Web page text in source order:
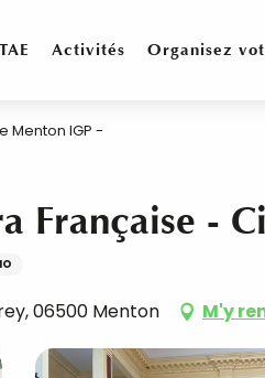
Activités Organisez
Menton IGP -
Française -
06500 Menton M'y